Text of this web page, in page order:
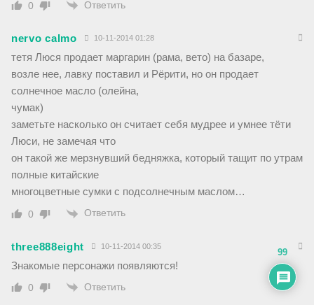
0 Ответить
nervo calmo 10-11-2014 01:28
тетя Люся продает маргарин (рама, вето) на базаре,
возле нее, лавку поставил и Рёрити, но он продает
солнечное масло (олейна,
чумак)
заметьте насколько он считает себя мудрее и умнее тёти
Люси, не замечая что
он такой же мерзнувший бедняжка, который тащит по утрам
полные китайские
многоцветные сумки с подсолнечным маслом…
0 Ответить
three888eight 10-11-2014 00:35
Знакомые персонажи появляются!
0 Ответить
99